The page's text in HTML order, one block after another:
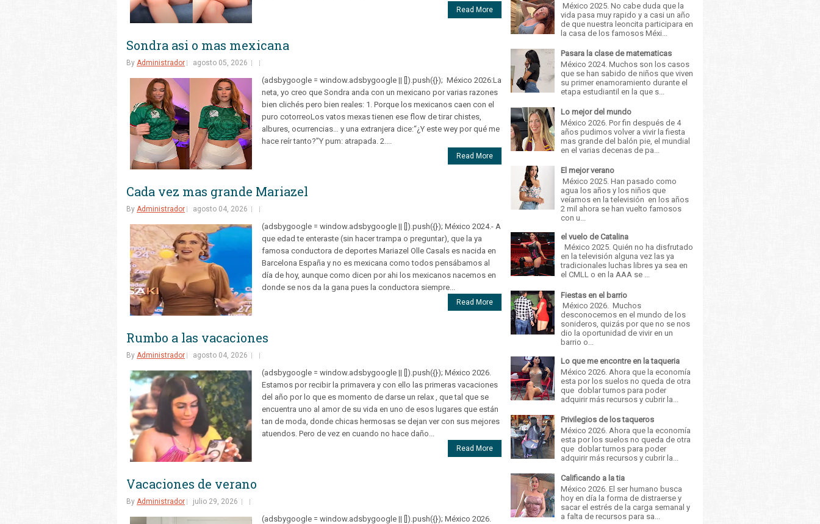
Read More
Sondra asi o mas mexicana
By Administrador agosto 05, 2026
(adsbygoogle = window.adsbygoogle || []).push({}); México 2026:La
neta, yo creo que Sondra anda con un mexicano por varias razones
bien clichés pero bien reales: 1. Porque los mexicanos caen con el
puro cotorreoLos vatos mexas tienen ese flow de tirar chistes,
albures, ocurrencias… y una extranjera dice:“¿Y este wey por qué me
hace reír tanto?”Y pum: atrapada. 2....
Read More
Cada vez mas grande Mariazel
By Administrador agosto 04, 2026
(adsbygoogle = window.adsbygoogle || []).push({}); México 2024.- A
que edad te enteraste (sin hacer trampa o preguntar), que la ya
famosa conductora de deportes Mariazel Olle Casals es nacida en
Barcelona España y no es mexicana como todos pensábamos al
día de hoy, aunque como dicen por ahi los mexicanos nacemos en
donde se nos da la gana pues la conductora siempre...
Read More
Rumbo a las vacaciones
By Administrador agosto 04, 2026
(adsbygoogle = window.adsbygoogle || []).push({}); México 2026.
Estamos por recibir la primavera y con ello las primeras vacaciones
del año por lo que es momento de darse un relax , que tal que se
encuentra uno al amor de su vida en uno de esos lugares que están
tan de moda, donde chicas hermosas se dejan ver con sus mejores
atuendos. Pero de vez en cuando no hace daño...
Read More
Vacaciones de verano
By Administrador julio 29, 2026
(adsbygoogle = window.adsbygoogle || []).push({}); México 2026.
México 2025. No cabe duda que la
vida pasa muy rapido y a casi un año
de que nuestra leoncita participara en
la casa de los famosos Méxi...
Pasara la clase de matematicas
México 2024. Muchos son los casos
que se han sabido de niños que viven
su primer enamoramiento durante el
etapa estudiantil en la que s...
Lo mejor del mundo
México 2026. Por fin después de 4
años pudimos volver a vivir la fiesta
mas grande del balón pie, el mundial
en el varias decenas de pa...
El mejor verano
México 2025. Han pasado como
agua los años y los niños que
veíamos en la televisión en los años
2 mil ahora se han vuelto famosos
con u...
el vuelo de Catalina
México 2025. Quién no ha disfrutado
en la televisión alguna vez las ya
tradicionales luchas libres ya sea en
el CMLL o en la AAA se ...
Fiestas en el barrio
México 2026. Muchos
desconocemos en el mundo de los
sonideros, quizás por que no se nos
dio la oportunidad de vivir en un
barrio o...
Lo que me encontre en la taqueria
México 2026. Ahora que la economía
esta por los suelos no queda de otra
que doblar turnos para poder
adquirir más recursos y cubrir la...
Privilegios de los taqueros
México 2026. Ahora que la economía
esta por los suelos no queda de otra
que doblar turnos para poder
adquirir más recursos y cubrir la...
Calificando a la tia
México 2026. El ser humano busca
hoy en día la forma de distraerse y
sacar el estrés de la carga semanal y
a falta de recursos para sa...